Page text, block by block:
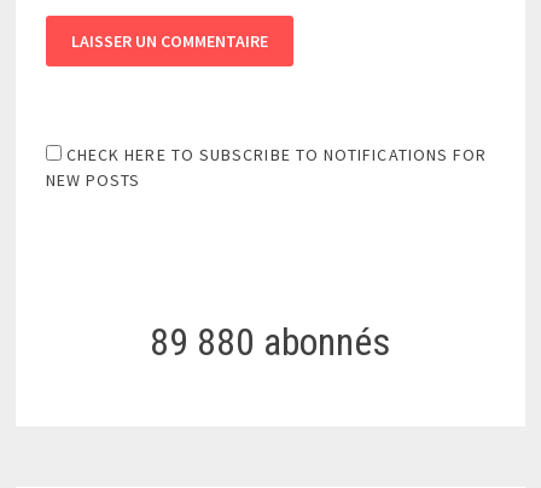
CHECK HERE TO SUBSCRIBE TO NOTIFICATIONS FOR
NEW POSTS
89 880 abonnés